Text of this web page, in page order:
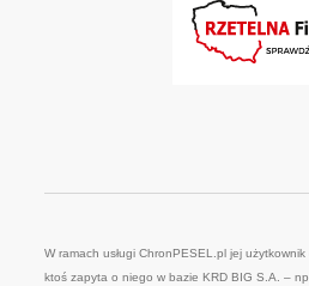
W ramach usługi ChronPESEL.pl jej
ktoś zapyta o niego w bazie KRD BIG S.A. –